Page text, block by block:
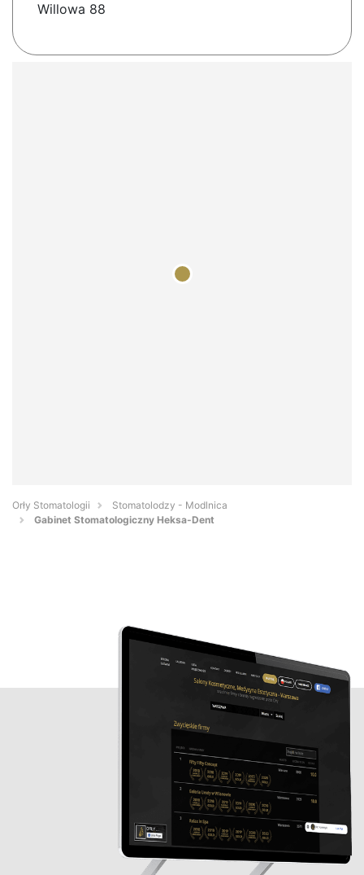
Willowa 88
Orły Stomatologii
Stomatolodzy - Modlnica
Gabinet Stomatologiczny Heksa-Dent